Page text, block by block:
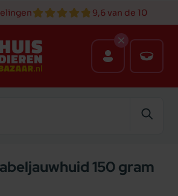
9,6 van de 10
150 gram